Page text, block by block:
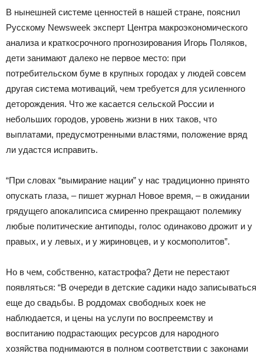
В нынешней системе ценностей в нашей стране, пояснил
Русскому Newsweek эксперт Центра макроэкономического
анализа и краткосрочного прогнозирования Игорь Поляков,
дети занимают далеко не первое место: при
потребительском буме в крупных городах у людей совсем
другая система мотиваций, чем требуется для усиленного
деторождения. Что же касается сельской России и
небольших городов, уровень жизни в них таков, что
выплатами, предусмотренными властями, положение вряд
ли удастся исправить.
“При словах “вымирание нации” у нас традиционно принято
опускать глаза, – пишет журнал Новое время, – в ожидании
грядущего апокалипсиса смиренно прекращают полемику
любые политические антиподы, голос одинаково дрожит и у
правых, и у левых, и у жириновцев, и у космополитов”.
Но в чем, собственно, катастрофа? Дети не перестают
появляться: “В очереди в детские садики надо записываться
еще до свадьбы. В роддомах свободных коек не
наблюдается, и цены на услуги по воспреемству и
воспитанию подрастающих ресурсов для народного
хозяйства поднимаются в полном соответствии с законами